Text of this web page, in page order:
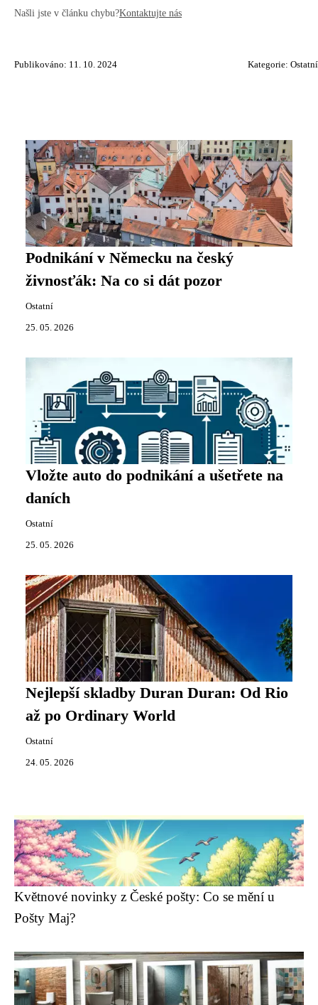
Našli jste v článku chybu?Kontaktujte nás
Publikováno: 11. 10. 2024 Kategorie: Ostatní
Podnikání v Německu na český
živnosťák: Na co si dát pozor
Ostatní
25. 05. 2026
Vložte auto do podnikání a ušetřete na
daních
Ostatní
25. 05. 2026
Nejlepší skladby Duran Duran: Od Rio
až po Ordinary World
Ostatní
24. 05. 2026
Květnové novinky z České pošty: Co se mění u
Pošty Maj?